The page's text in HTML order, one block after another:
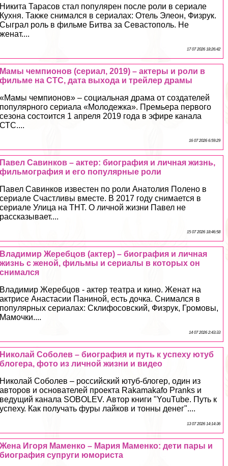
Никита Тарасов стал популярен после роли в сериале
Кухня. Также снимался в сериалах: Отель Элеон, Физрук.
Сыграл роль в фильме Битва за Севастополь. Не
женат....
17 07 2026 18:26:42
Мамы чемпионов (сериал, 2019) – актеры и роли в
фильме на СТС, дата выхода и трейлер драмы
«Мамы чемпионов» – социальная драма от создателей
популярного сериала «Молодежка». Премьера первого
сезона состоится 1 апреля 2019 года в эфире канала
СТС....
16 07 2026 6:59:29
Павел Савинков – актер: биография и личная жизнь,
фильмография и его популярные роли
Павел Савинков известен по роли Анатолия Полено в
сериале Счастливы вместе. В 2017 году снимается в
сериале Улица на ТНТ. О личной жизни Павел не
рассказывает....
15 07 2026 18:46:58
Владимир Жеребцов (актер) – биография и личная
жизнь с женой, фильмы и сериалы в которых он
снимался
Владимир Жеребцов - актер театра и кино. Женат на
актрисе Анастасии Паниной, есть дочка. Снимался в
популярных сериалах: Склифосовский, Физрук, Громовы,
Мамочки....
14 07 2026 2:43:33
Николай Соболев – биография и путь к успеху ютуб
блогера, фото из личной жизни и видео
Николай Соболев – российский ютуб-блогер, один из
авторов и основателей проекта Rakamakafo Pranks и
ведущий канала SOBOLEV. Автор книги "YouTube. Путь к
успеху. Как получать фуры лайков и тонны денег"....
13 07 2026 14:14:36
Жена Игоря Маменко – Мария Маменко: дети пары и
биография супруги юмориста